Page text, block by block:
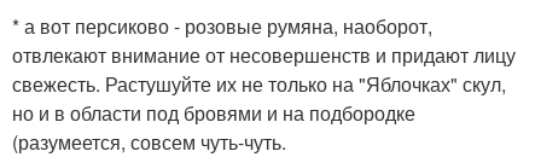
* а вот персиково - розовые румяна, наоборот,
отвлекают внимание от несовершенств и придают лицу
свежесть. Растушуйте их не только на "Яблочках" скул,
но и в области под бровями и на подбородке
(разумеется, совсем чуть-чуть.